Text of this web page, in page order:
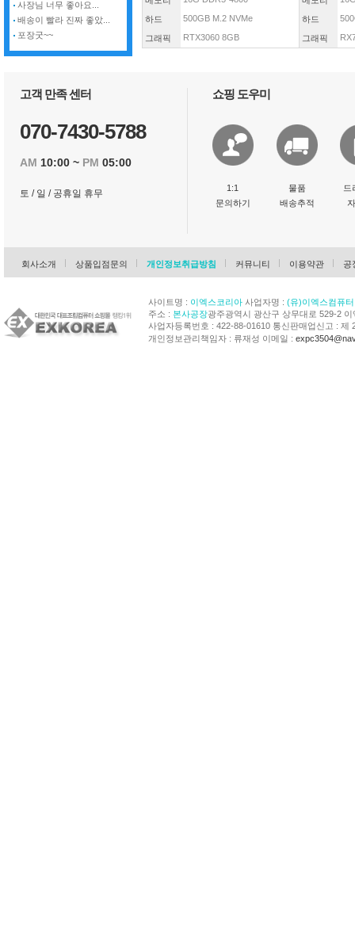
사장님 너무 좋아요...
배송이 빨라 진짜 좋았...
포장굿~~
하드 500GB M.2 NVMe
그래픽 RTX3060 8GB
하드
그래픽
고객 만족 센터
070-7430-5788
AM 10:00 ~ PM 05:00
토 / 일 / 공휴일 휴무
쇼핑 도우미
1:1
문의하기
물품
배송추적
드
회사소개 상품입점문의 개인정보취급방침 커뮤니티 이용약관 공
사이트명 : 이엑스코리아사업자명 : (유)이엑스컴퓨터
주소 : 본사공장광주광역시 광산구 상무대로 529-2 이
사업자등록번호 : 422-88-01610 통신판매업신고 : 제
개인정보관리책임자 : 류재성 이메일 :